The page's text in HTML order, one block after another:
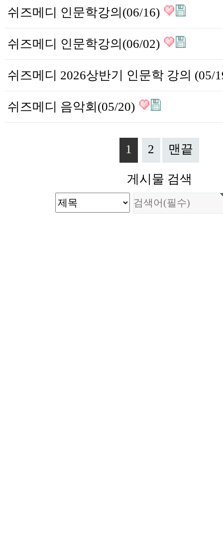
쉬즈메디 인문학강의(06/16)
쉬즈메디 인문학강의(06/02)
쉬즈메디 음악회(05/20)
1 2 맨끝
게시물 검색